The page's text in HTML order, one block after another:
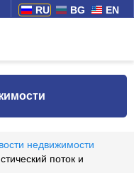
RU BG EN
недвижимости
поток и